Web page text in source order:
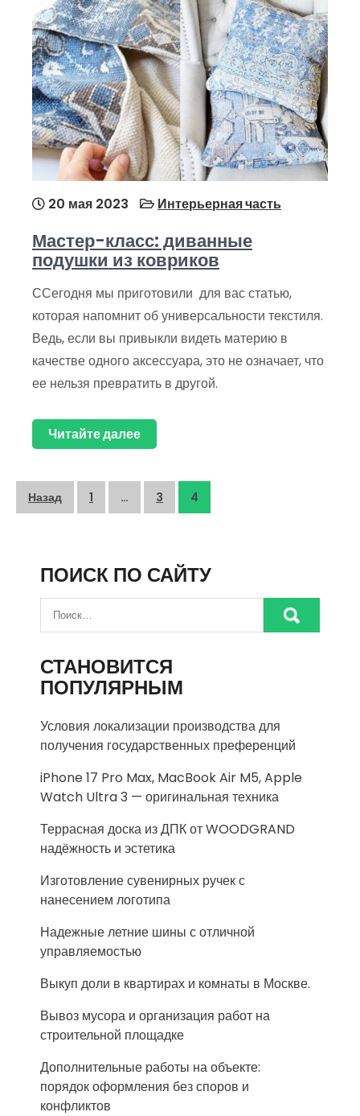
20 мая 2023 Интерьерная часть
Мастер-класс: диванные
подушки из ковриков
ССегодня мы приготовили для вас статью,
которая напомнит об универсальности текстиля.
Ведь, если вы привыкли видеть материю в
качестве одного аксессуара, это не означает, что
ее нельзя превратить в другой.
Читайте далее
Пагинация
Назад 1 … 3 4
ПОИСК ПО САЙТУ
СТАНОВИТСЯ
ПОПУЛЯРНЫМ
Условия локализации производства для
получения государственных преференций
iPhone 17 Pro Max, MacBook Air M5, Apple
Watch Ultra 3 — оригинальная техника
Террасная доска из ДПК от WOODGRAND
надёжность и эстетика
Изготовление сувенирных ручек с
нанесением логотипа
Надежные летние шины с отличной
управляемостью
Выкуп доли в квартирах и комнаты в Москве.
Вывоз мусора и организация работ на
строительной площадке
Дополнительные работы на объекте:
порядок оформления без споров и
конфликтов